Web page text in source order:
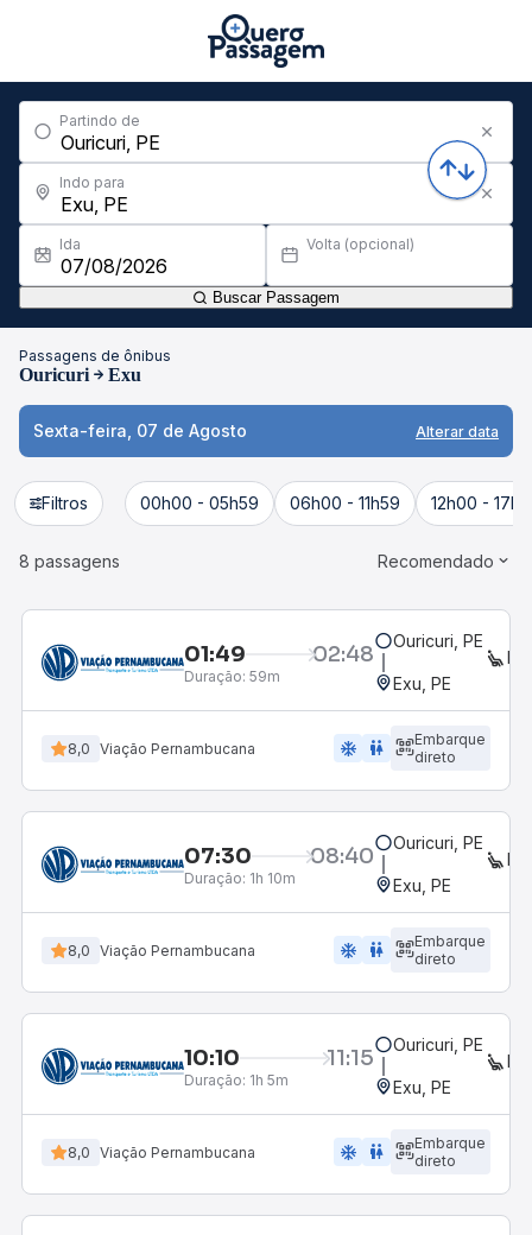
Partindo de
Indo para
Ida Volta (opcional)
Buscar Passagem
Passagens de ônibus
Ouricuri Exu
Sexta-feira, 07 de Agosto Alterar data
Filtros 00h00 - 05h59 06h00 - 11h59 12h00 -
8 passagens Recomendado
01:49 02:48
Duração: 59m
Ouricuri, PE
Exu, PE
8,0 Viação Pernambucana ac_unit wc
Embarque
direto
07:30 08:40
Duração: 1h 10m
Ouricuri, PE
Exu, PE
8,0 Viação Pernambucana ac_unit wc
Embarque
direto
10:10 11:15
Duração: 1h 5m
Ouricuri, PE
Exu, PE
8,0 Viação Pernambucana ac_unit wc
Embarque
direto